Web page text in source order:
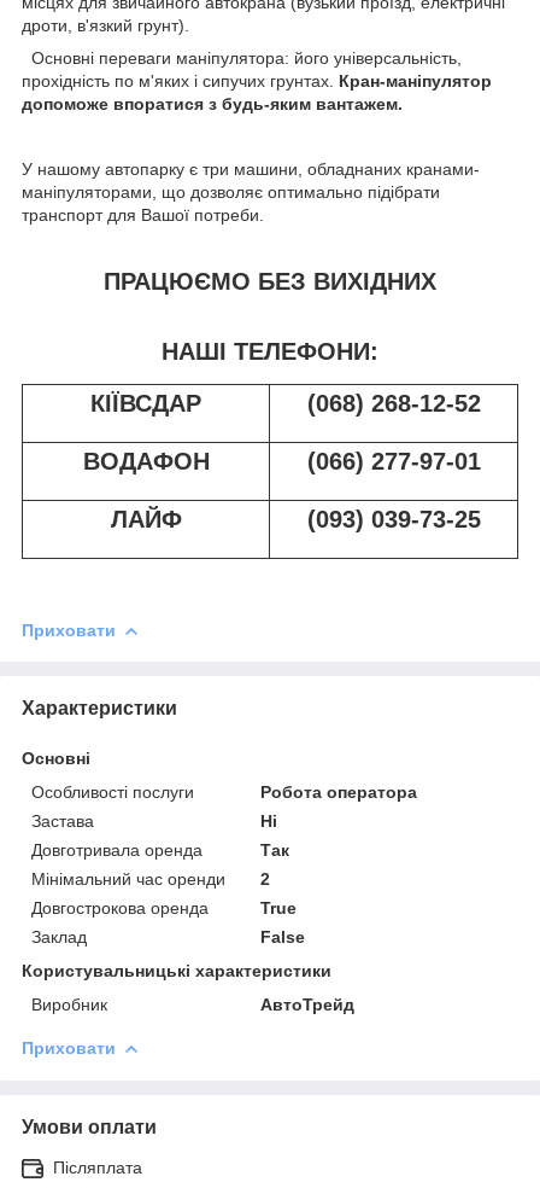
дроти, в'язкий грунт).
Основні переваги маніпулятора: його універсальність,
прохідність по м'яких і сипучих грунтах. Кран-маніпулятор
допоможе впоратися з будь-яким вантажем.
У нашому автопарку є три машини, обладнаних кранами-
маніпуляторами, що дозволяє оптимально підібрати
транспорт для Вашої потреби.
ПРАЦЮЄМО БЕЗ ВИХІДНИХ
НАШІ ТЕЛЕФОНИ:
КІЇВСДАР
(068) 268-12-52
ВОДАФОН (066) 277-97-01
ЛАЙФ (093) 039-73-25
Приховати
Характеристики
Основні
Особливості послуги
Робота оператора
Застава
Ні
Довготривала оренда
Так
Мінімальний час оренди
2
Довгострокова оренда
True
Заклад
False
Користувальницькі характеристики
Виробник
АвтоТрейд
Приховати
Умови оплати
Післяплата